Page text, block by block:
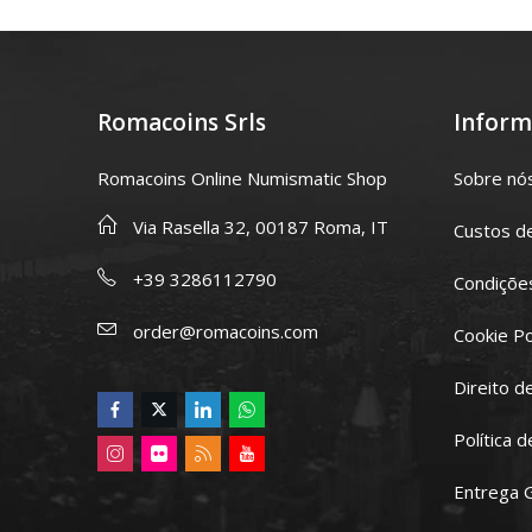
Romacoins Srls
Romacoins Online Numismatic Shop
Via Rasella 32, 00187 Roma, IT
+39 3286112790
order@romacoins.com
Sobre
Custos
Cookie
Direito
Política
Entrega